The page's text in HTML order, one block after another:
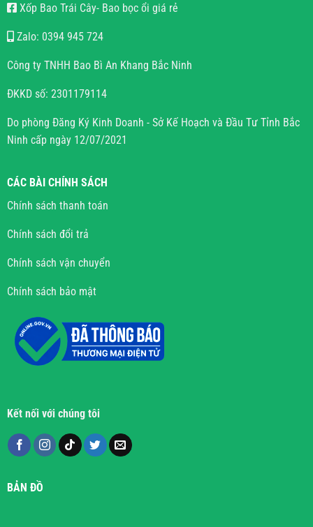
Xốp Bao Trái Cây- Bao bọc ổi giá rẻ
Zalo: 0394 945 724
Công ty TNHH Bao Bì An Khang Bắc Ninh
ĐKKD số: 2301179114
Do phòng Đăng Ký Kinh Doanh - Sở Kế Hoạch và Đầu Tư Tỉnh Bắc
Ninh cấp ngày 12/07/2021
CÁC BÀI CHÍNH SÁCH
Chính sách thanh toán
Chính sách đổi trả
Chính sách vận chuyển
Chính sách bảo mật
Kết nối với chúng tôi
BẢN ĐỒ